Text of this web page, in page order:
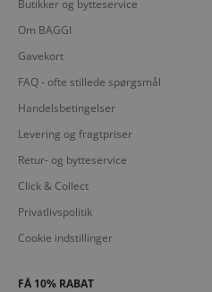
Butikker og bytteservice
Om BAGGI
Gavekort
FAQ - ofte stillede spørgsmål
Handelsbetingelser
Levering og fragtpriser
Retur- og bytteservice
Click & Collect
Privatlivspolitik
Cookie indstillinger
FÅ 10% RABAT